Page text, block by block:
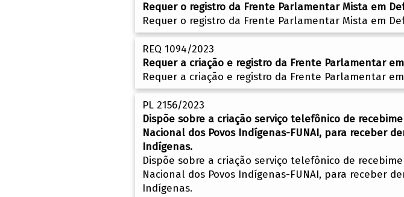
Requer o registro da Frente Parlamentar Mista em
Requer o registro da Frente Parlamentar Mista em
REQ 1094/2023
Requer a criação e registro da Frente Parlamentar
Requer a criação e registro da Frente Parlamentar
PL 2156/2023
Dispõe sobre a criação serviço telefônico de
Nacional dos Povos Indígenas-FUNAI, para receber
Indígenas.
Dispõe sobre a criação serviço telefônico de
Nacional dos Povos Indígenas-FUNAI, para receber
Indígenas.